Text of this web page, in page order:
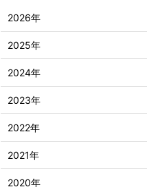
2026年
2025年
2024年
2023年
2022年
2021年
2020年